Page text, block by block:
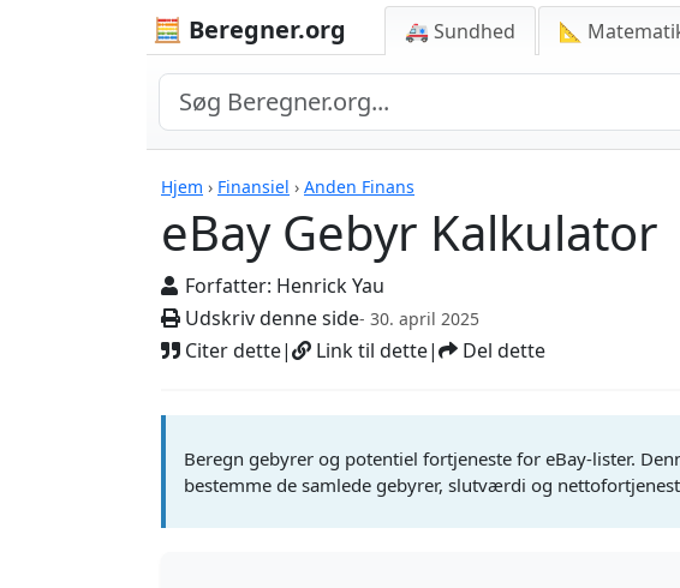
🧮 Beregner.org 🚑 Sundhed 📐
Hjem › Finansiel › Anden Finans
eBay Gebyr Kalkulator
Forfatter: Henrick Yau
Udskriv denne side- 30. april 2025
Citer dette| Link til dette| Del dette
eBay Gebyr Kalkulator
Beregn gebyrer og potentiel fortjeneste for eBay-lister.
bestemme de samlede gebyrer, slutværdi og